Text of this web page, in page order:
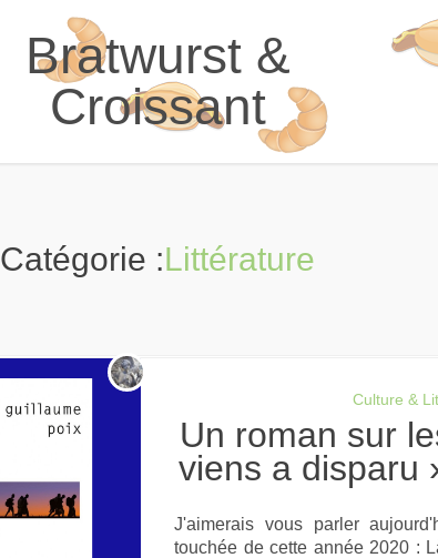
Bratwurst &
Croissant
Catégorie :Littérature
Culture &
Un roman sur les exils : « Là d’où je
viens a disparu
J'aimerais vous parler
touchée de cette année 2020 :